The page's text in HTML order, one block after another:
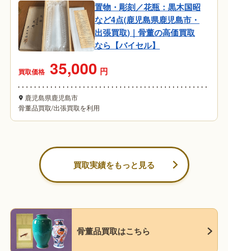
置物・彫刻／花瓶：黒木国昭
など4点(鹿児島県鹿児島市・
出張買取)｜骨董の高価買取
なら【バイセル】
買取価格 35,000 円
鹿児島県鹿児島市
骨董品買取/出張買取を利用
買取実績をもっと見る
骨董品買取はこちら